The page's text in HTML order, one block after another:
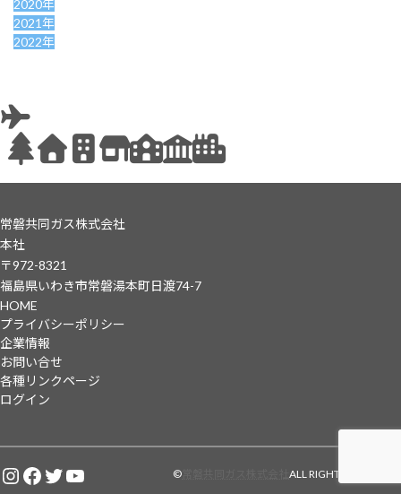
2020年
2021年
2022年
常磐共同ガス株式会社
本社
〒972-8321
福島県いわき市常磐湯本町日渡74-7
HOME
プライバシーポリシー
企業情報
お問い合せ
各種リンクページ
ログイン
Instagram
Facebook
Twitter
YouTube © ALL RIGHTS RESERVED.